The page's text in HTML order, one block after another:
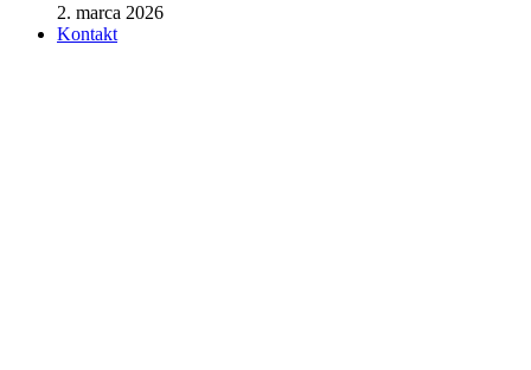
2. marca 2026
Kontakt